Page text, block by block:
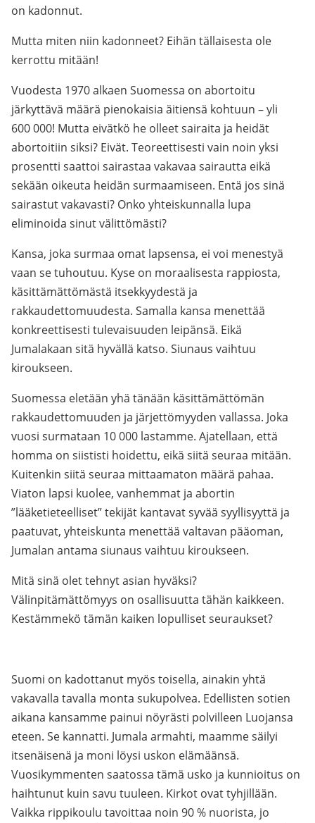
on kadonnut.
Mutta miten niin kadonneet? Eihän tällaisesta ole
kerrottu mitään!
Vuodesta 1970 alkaen Suomessa on abortoitu
järkyttävä määrä pienokaisia äitiensä kohtuun – yli
600 000! Mutta eivätkö he olleet sairaita ja heidät
abortoitiin siksi? Eivät. Teoreettisesti vain noin yksi
prosentti saattoi sairastaa vakavaa sairautta eikä
sekään oikeuta heidän surmaamiseen. Entä jos sinä
sairastut vakavasti? Onko yhteiskunnalla lupa
eliminoida sinut välittömästi?
Kansa, joka surmaa omat lapsensa, ei voi menestyä
vaan se tuhoutuu. Kyse on moraalisesta rappiosta,
käsittämättömästä itsekkyydestä ja
rakkaudettomuudesta. Samalla kansa menettää
konkreettisesti tulevaisuuden leipänsä. Eikä
Jumalakaan sitä hyvällä katso. Siunaus vaihtuu
kiroukseen.
Suomessa eletään yhä tänään käsittämättömän
rakkaudettomuuden ja järjettömyyden vallassa. Joka
vuosi surmataan 10 000 lastamme. Ajatellaan, että
homma on siististi hoidettu, eikä siitä seuraa mitään.
Kuitenkin siitä seuraa mittaamaton määrä pahaa.
Viaton lapsi kuolee, vanhemmat ja abortin
”lääketieteelliset” tekijät kantavat syvää syyllisyyttä ja
paatuvat, yhteiskunta menettää valtavan pääoman,
Jumalan antama siunaus vaihtuu kiroukseen.
Mitä sinä olet tehnyt asian hyväksi?
Välinpitämättömyys on osallisuutta tähän kaikkeen.
Kestämmekö tämän kaiken lopulliset seuraukset?
Suomi on kadottanut myös toisella, ainakin yhtä
vakavalla tavalla monta sukupolvea. Edellisten sotien
aikana kansamme painui nöyrästi polvilleen Luojansa
eteen. Se kannatti. Jumala armahti, maamme säilyi
itsenäisenä ja moni löysi uskon elämäänsä.
Vuosikymmenten saatossa tämä usko ja kunnioitus on
haihtunut kuin savu tuuleen. Kirkot ovat tyhjillään.
Vaikka rippikoulu tavoittaa noin 90 % nuorista, jo